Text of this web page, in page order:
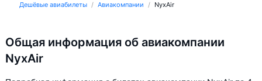
Дешёвые авиабилеты Авиакомпании NyxAir
Общая информация об авиакомпании
NyxAir